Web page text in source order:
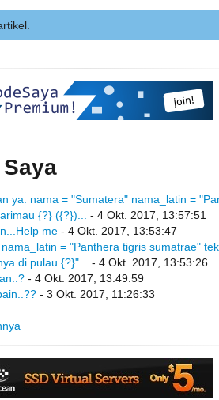
ya. nama = "Sumatera" nama_latin =
{?} ({?})... - 4 Okt. 2017, 13:57:51
me - 4 Okt. 2017, 13:53:47
= "Panthera tigris sumatrae"
di pulau {?}"... - 4 Okt. 2017, 13:53:26
- 4 Okt. 2017, 13:49:59
- 3 Okt. 2017, 11:26:33